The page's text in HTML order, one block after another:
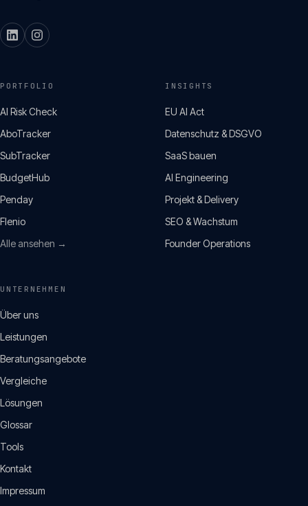
PORTFOLIO
AI Risk Check
AboTracker
SubTracker
BudgetHub
Penday
Flenio
Alle ansehen →
INSIGHTS
EU AI Act
Datenschutz & DSGVO
SaaS bauen
AI Engineering
Projekt & Delivery
SEO & Wachstum
Founder Operations
UNTERNEHMEN
Über uns
Leistungen
Beratungsangebote
Vergleiche
Lösungen
Glossar
Tools
Kontakt
Impressum